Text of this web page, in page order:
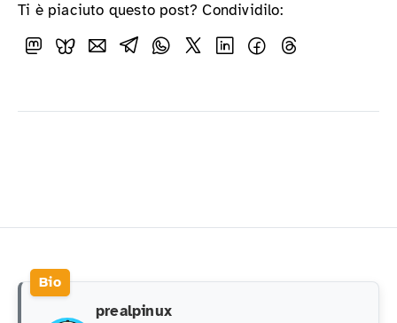
Ti è piaciuto questo post? Condividilo:
prealpinux